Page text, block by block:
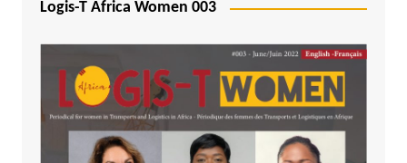
Logis-T Africa Women 003